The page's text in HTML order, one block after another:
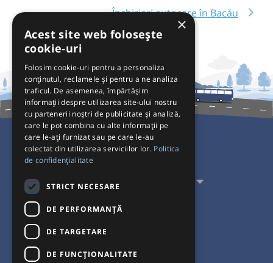
Închirieri autocare în Bacău
Pentru Călători
Pentru Transportatori
Interacționăm
Acceptăm plăți cu
×
Acest site web folosește
cookie-uri
Folosim cookie-uri pentru a personaliza
conținutul, reclamele și pentru a ne analiza
traficul. De asemenea, împărtășim
informații despre utilizarea site-ului nostru
cu partenerii noștri de publicitate și analiză,
care le pot combina cu alte informații pe
care le-ați furnizat sau pe care le-au
colectat din utilizarea serviciilor lor. Politica
de confidențialitate
STRICT NECESARE
DE PERFORMANȚĂ
DE TARGETARE
DE FUNCŢIONALITATE